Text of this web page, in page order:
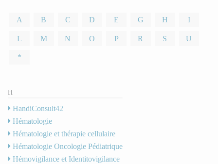
A B C D E G H I
L M N O P R S U
*
H
HandiConsult42
Hématologie
Hématologie et thérapie cellulaire
Hématologie Oncologie Pédiatrique
Hémovigilance et Identitovigilance